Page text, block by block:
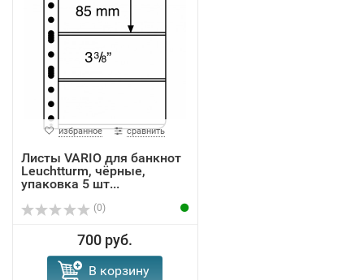
избранное сравнить
Листы VARIO для банкнот
Leuchtturm, чёрные,
упаковка 5 шт...
(0)
700 руб.
В корзину